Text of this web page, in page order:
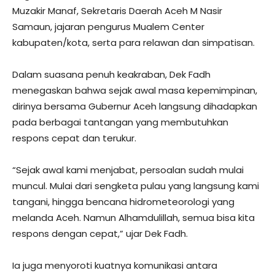
Muzakir Manaf, Sekretaris Daerah Aceh M Nasir
Samaun, jajaran pengurus Mualem Center
kabupaten/kota, serta para relawan dan simpatisan.
Dalam suasana penuh keakraban, Dek Fadh
menegaskan bahwa sejak awal masa kepemimpinan,
dirinya bersama Gubernur Aceh langsung dihadapkan
pada berbagai tantangan yang membutuhkan
respons cepat dan terukur.
“Sejak awal kami menjabat, persoalan sudah mulai
muncul. Mulai dari sengketa pulau yang langsung kami
tangani, hingga bencana hidrometeorologi yang
melanda Aceh. Namun Alhamdulillah, semua bisa kita
respons dengan cepat,” ujar Dek Fadh.
Ia juga menyoroti kuatnya komunikasi antara